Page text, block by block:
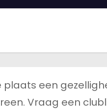
plaats een
Vraag een